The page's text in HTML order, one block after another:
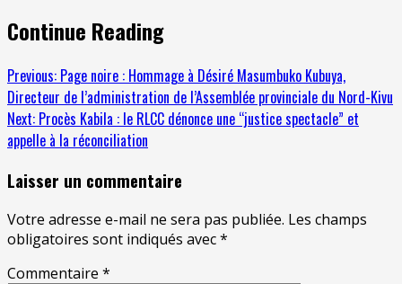
Continue Reading
Previous: Page noire : Hommage à Désiré Masumbuko Kubuya,
Directeur de l’administration de l’Assemblée provinciale du Nord-Kivu
Next: Procès Kabila : le RLCC dénonce une “justice spectacle” et
appelle à la réconciliation
Laisser un commentaire
Votre adresse e-mail ne sera pas publiée. Les champs
obligatoires sont indiqués avec*
Commentaire *